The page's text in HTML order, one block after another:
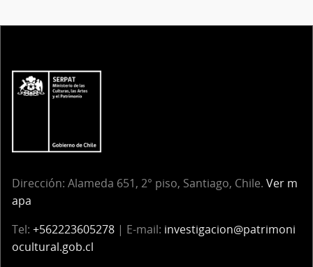
Dirección: Alameda 651, 2° piso, Santiago, Chile. Ver m
apa
Tel: +562223605278 | E-mail: investigacion@patrimoni
ocultural.gob.cl